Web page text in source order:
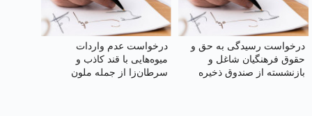
درخواست رسیدگی به حق و
حقوق فرهنگیان شاغل و
بازنشسته از صندوق ذخیره
درخواست عدم واردات
میوه‌هایی با قند کاذب و
سرطان‌زا از جمله ملون